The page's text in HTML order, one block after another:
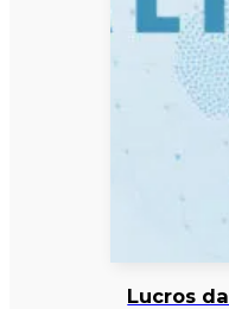
Lucros da